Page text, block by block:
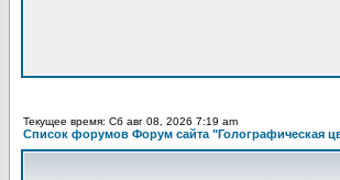
Текущее время: Сб авг 08, 2026 7:19 am
Список форумов Форум сайта "Голографическая